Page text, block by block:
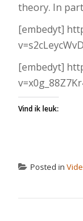
theory. In
[embedyt]
[embedyt]
Vind ik leuk:
Posted in